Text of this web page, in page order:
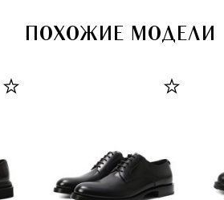
ПОХОЖИЕ МОДЕЛИ